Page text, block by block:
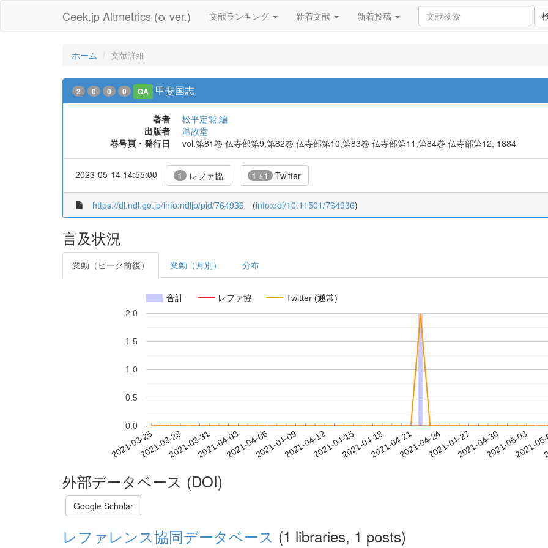
Ceek.jp Altmetrics (α ver.) 文献ランキング 新着文献 新着投稿
ホーム 文献詳細
2 0 0 0 OA 甲斐国志
著者
松平定能 編
出版者
温故堂
巻号頁・発行日
vol.第81巻 仏寺部第9,第82巻 仏寺部第10,第83巻 仏寺部第11,第84巻 仏寺部第12, 1884
2023-05-14 14:55:00 1 レファ協 1 + 1 Twitter
https://dl.ndl.go.jp/info:ndljp/pid/764936 (info:doi/10.11501/764936)
言及状況
変動（ピーク前後） 変動（月別） 分布
合計 レファ協 Twitter (通常)
2021-03-252021-03-282021-03-312021-04-032021-04-062021-04-092021-04-122021-04-152021-04-182021-04-212021-04-242021-04-272021-04-302021-05-03
2021-
0.0
0.5
1.0
1.5
2.0
外部データベース (DOI)
Google Scholar
レファレンス協同データベース (1 libraries, 1 posts)